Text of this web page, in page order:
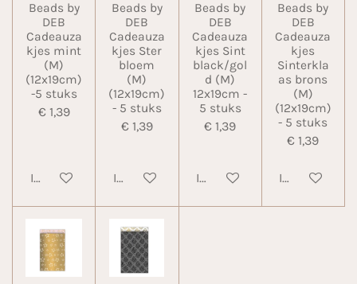
Beads by
DEB
Cadeauza
kjes mint
(M)
(12x19cm)
-5 stuks
€ 1,39
In winkelwagen
Beads by
DEB
Cadeauza
kjes Ster
bloem
(M)
(12x19cm)
- 5 stuks
€ 1,39
In winkelwagen
Beads by
DEB
Cadeauza
kjes Sint
black/gol
d (M)
12x19cm -
5 stuks
€ 1,39
In winkelwagen
Beads by
DEB
Cadeauza
kjes
Sinterkla
as brons
(M)
(12x19cm)
- 5 stuks
€ 1,39
In